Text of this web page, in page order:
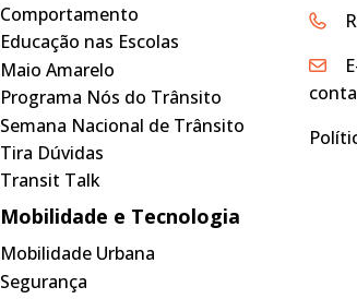
Comportamento
Educação nas Escolas
Maio Amarelo
Programa Nós do Trânsito
Semana Nacional de Trânsito
Tira Dúvidas
Transit Talk
Mobilidade e Tecnologia
Mobilidade Urbana
Segurança